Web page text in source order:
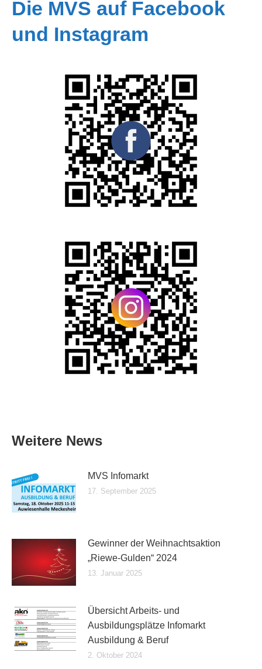
Die MVS auf Facebook
und Instagram
Weitere News
MVS Infomarkt
17. September 2025
Gewinner der Weihnachtsaktion
„Riewe-Gulden“ 2024
13. Januar 2025
Übersicht Arbeits- und
Ausbildungsplätze Infomarkt
Ausbildung & Beruf
2. Oktober 2024